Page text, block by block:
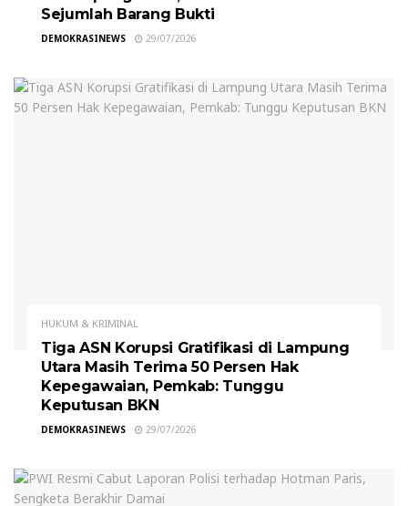
Sejumlah Barang Bukti
DEMOKRASINEWS 29/07/2026
HUKUM & KRIMINAL
Tiga ASN Korupsi Gratifikasi di Lampung
Utara Masih Terima 50 Persen Hak
Kepegawaian, Pemkab: Tunggu
Keputusan BKN
DEMOKRASINEWS 29/07/2026